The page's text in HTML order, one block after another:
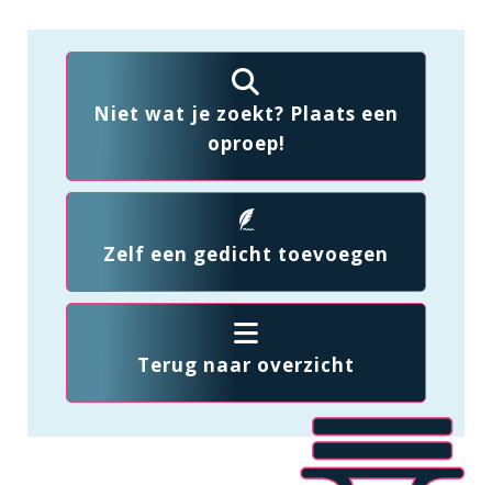
Niet wat je zoekt? Plaats een
oproep!
Zelf een gedicht toevoegen
Terug naar overzicht